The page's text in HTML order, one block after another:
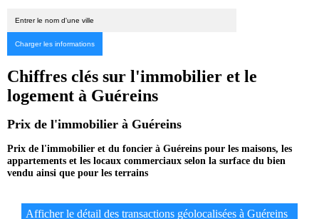
Chiffres clés sur l'immobilier et le
logement à Guéreins
Prix de l'immobilier à Guéreins
Prix de l'immobilier et du foncier à Guéreins pour les maisons, les
appartements et les locaux commerciaux selon la surface du bien
vendu ainsi que pour les terrains
Afficher le détail des transactions géolocalisées à Guéreins